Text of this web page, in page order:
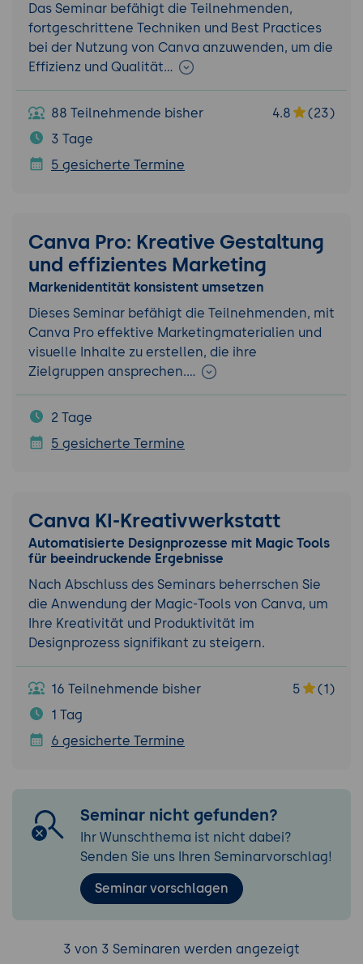
Das Seminar befähigt die Teilnehmenden,
fortgeschrittene Techniken und Best Practices
bei der Nutzung von Canva anzuwenden, um die
Effizienz und Qualität…
88 Teilnehmende bisher 4.8
(23)
3 Tage
5 gesicherte Termine
Canva Pro: Kreative Gestaltung
und effizientes Marketing
Markenidentität konsistent umsetzen
Dieses Seminar befähigt die Teilnehmenden, mit
Canva Pro effektive Marketingmaterialien und
visuelle Inhalte zu erstellen, die ihre
Zielgruppen ansprechen.…
2 Tage
5 gesicherte Termine
Canva KI-Kreativwerkstatt
Automatisierte Designprozesse mit Magic Tools
für beeindruckende Ergebnisse
Nach Abschluss des Seminars beherrschen Sie
die Anwendung der Magic-Tools von Canva, um
Ihre Kreativität und Produktivität im
Designprozess signifikant zu steigern.
16 Teilnehmende bisher 5
(1)
1 Tag
6 gesicherte Termine
Seminar nicht gefunden?
Ihr Wunschthema ist nicht dabei?
Senden Sie uns Ihren Seminarvorschlag!
Seminar vorschlagen
3 von 3 Seminaren werden angezeigt